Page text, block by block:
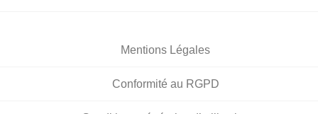
Mentions Légales
Conformité au RGPD